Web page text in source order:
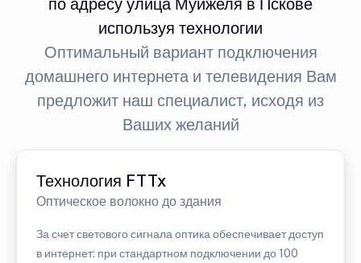
используя технологии
Оптимальный вариант подключения
домашнего интернета и телевидения Вам
предложит наш специалист, исходя из
Ваших желаний
Технология FTTx
Оптическое волокно до здания
За счет светового сигнала оптика обеспечивает доступ
в интернет: при стандартном подключении до 100